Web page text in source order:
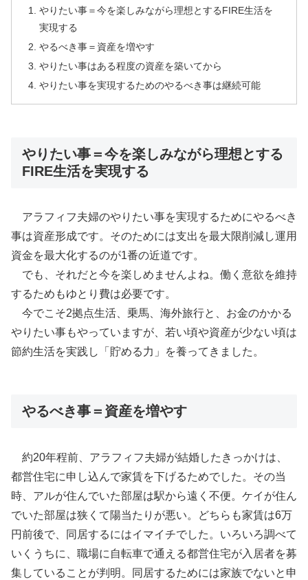
やりたい事＝今を楽しみながら理想とするFIRE生活を
実現する
やるべき事＝資産を増やす
やりたい事はある程度の資産を築いてから
やりたい事を実現するためのやるべき事は継続可能
やりたい事＝今を楽しみながら理想とする
FIRE生活を実現する
アラフィフ夫婦のやりたい事を実現するためにやるべき
事は資産形成です。そのためには支出を最大限削減し運用
資金を最大化するのが1番の近道です。
でも、それだと今を楽しめませんよね。働く意欲を維持
するためもゆとり費は必要です。
今でこそ2拠点生活、乗馬、海外旅行と、お金のかかる
やりたい事もやっていますが、若い頃や資産が少ない頃は
節約生活を実践し「貯める力」を養ってきました。
やるべき事＝資産を増やす
約20年程前、アラフィフ夫婦が結婚したきっかけは、
都営住宅に申し込んで家賃を下げるためでした。その当
時、アルが住んでいた部屋は駅から遠く不便。ケイが住ん
でいた部屋は狭くて陽当たりが悪い。どちらも家賃は6万
円前後で、同居するにはイマイチでした。いろいろ調べて
いくうちに、職場に自転車で通える都営住宅が入居者を募
集していることが判明。同居するためには家族でないと申